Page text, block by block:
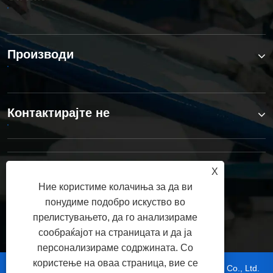
Производи
Контактирајте не
Авторски права © 2025 Dongguan Hoystar Machinery Co., Ltd.
X
Ние користиме колачиња за да ви
понудиме подобро искуство во
прелистувањето, да го анализираме
сообраќајот на страницата и да ја
персонализираме содржината. Со
користење на оваа страница, вие се